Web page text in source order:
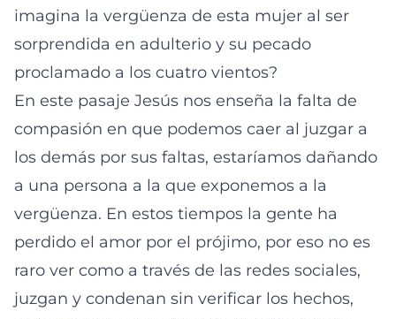
imagina la vergüenza de esta mujer al ser
sorprendida en adulterio y su pecado
proclamado a los cuatro vientos?
En este pasaje Jesús nos enseña la falta de
compasión en que podemos caer al juzgar a
los demás por sus faltas, estaríamos dañando
a una persona a la que exponemos a la
vergüenza. En estos tiempos la gente ha
perdido el amor por el prójimo, por eso no es
raro ver como a través de las redes sociales,
juzgan y condenan sin verificar los hechos,